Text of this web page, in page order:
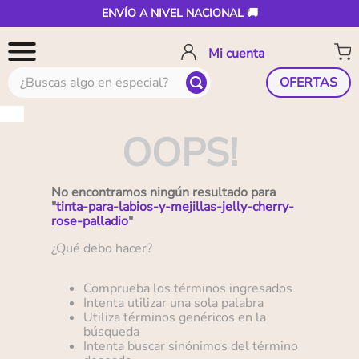
ENVÍO A NIVEL NACIONAL 🚚
¿Buscas algo en especial? OFERTAS
OOPS!
No encontramos ningún resultado para
"tinta-para-labios-y-mejillas-jelly-cherry-
rose-palladio
¿Qué debo hacer?
Comprueba los términos ingresados
Intenta utilizar una sola palabra
Utiliza términos genéricos en la
búsqueda